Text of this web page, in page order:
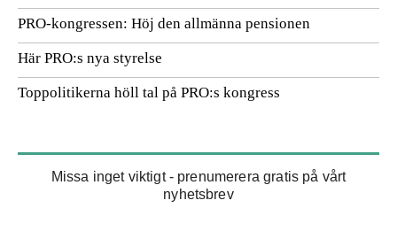
PRO-kongressen: Höj den allmänna pensionen
Här PRO:s nya styrelse
Toppolitikerna höll tal på PRO:s kongress
Missa inget viktigt - prenumerera gratis på vårt
nyhetsbrev